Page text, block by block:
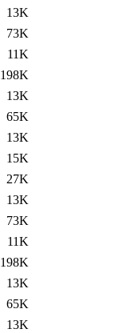
13K
73K
11K
198K
13K
65K
13K
15K
27K
13K
73K
11K
198K
13K
65K
13K